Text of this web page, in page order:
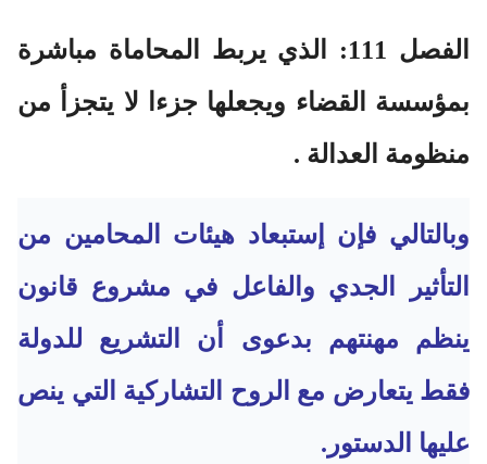
الفصل 111:
الذي يربط المحاماة مباشرة
بمؤسسة القضاء ويجعلها جزءا لا يتجزأ من
منظومة العدالة .
وبالتالي فإن إستبعاد هيئات المحامين من
التأثير الجدي والفاعل في مشروع قانون
ينظم مهنتهم بدعوى أن التشريع للدولة
فقط يتعارض مع الروح التشاركية التي ينص
عليها الدستور.